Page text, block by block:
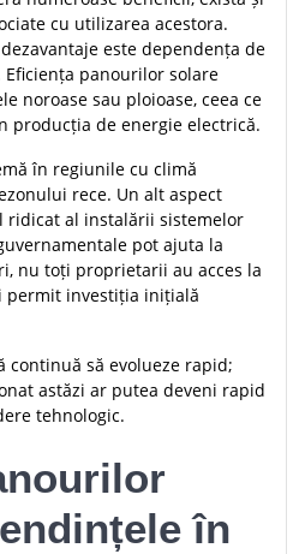
cu utilizarea acestora.
este dependența de
panourilor solare
noroase sau ploioase, ceea ce
producția de energie electrică.
în regiunile cu climă
rece. Un alt aspect
ridicat al instalării sistemelor
pot ajuta la
nu toți proprietarii au acces la
permit investiția inițială
continuă să evolueze rapid;
astăzi ar putea deveni rapid
tehnologic.
în